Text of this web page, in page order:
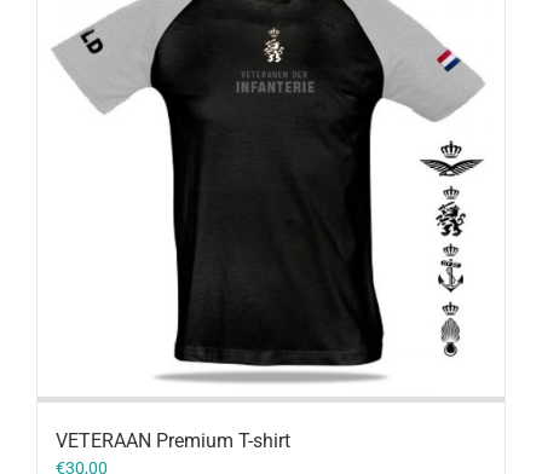
VETERAAN Premium T-shirt
€30,00